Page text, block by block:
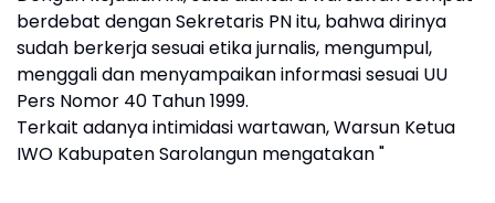
berdebat dengan Sekretaris PN itu, bahwa dirinya
sudah berkerja sesuai etika jurnalis, mengumpul,
menggali dan menyampaikan informasi sesuai UU
Pers Nomor 40 Tahun 1999.
Terkait adanya intimidasi wartawan, Warsun Ketua
IWO Kabupaten Sarolangun mengatakan "